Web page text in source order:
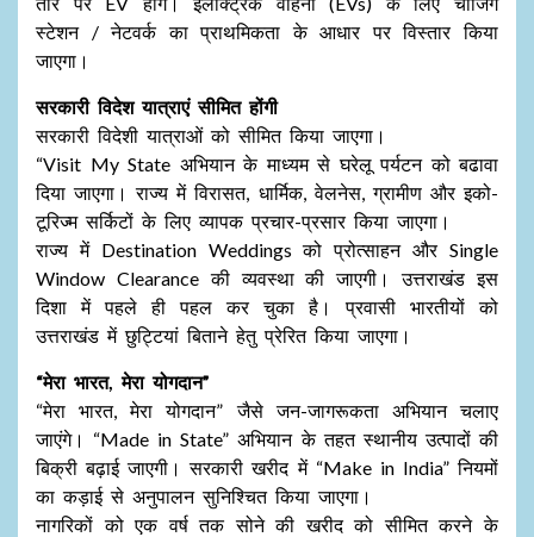
स्टेशन / नेटवर्क का प्राथमिकता के आधार पर विस्तार किया
जाएगा।
सरकारी विदेश यात्राएं सीमित होंगी
सरकारी विदेशी यात्राओं को सीमित किया जाएगा।
“Visit My State अभियान के माध्यम से घरेलू पर्यटन को बढावा
दिया जाएगा। राज्य में विरासत, धार्मिक, वेलनेस, ग्रामीण और इको-
टूरिज्म सर्किटों के लिए व्यापक प्रचार-प्रसार किया जाएगा।
राज्य में Destination Weddings को प्रोत्साहन और Single
Window Clearance की व्यवस्था की जाएगी। उत्तराखंड इस
दिशा में पहले ही पहल कर चुका है। प्रवासी भारतीयों को
उत्तराखंड में छुट्टियां बिताने हेतु प्रेरित किया जाएगा।
“मेरा भारत, मेरा योगदान”
“मेरा भारत, मेरा योगदान” जैसे जन-जागरूकता अभियान चलाए
जाएंगे। “Made in State” अभियान के तहत स्थानीय उत्पादों की
बिक्री बढ़ाई जाएगी। सरकारी खरीद में “Make in India” नियमों
का कड़ाई से अनुपालन सुनिश्चित किया जाएगा।
नागरिकों को एक वर्ष तक सोने की खरीद को सीमित करने के